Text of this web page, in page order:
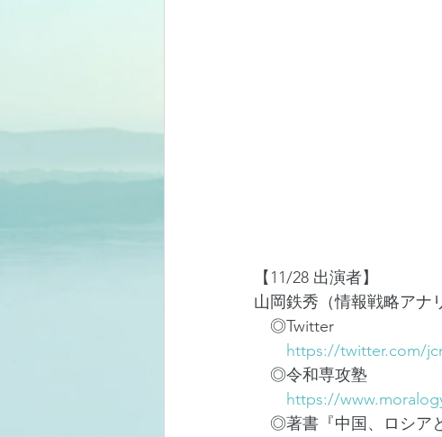
【11/28 出演者】
山岡鉄秀（情報戦略アナ
◎Twitter
https://twitter.com/
◎令和専攻塾
https://
◎著書『中国、ロシア